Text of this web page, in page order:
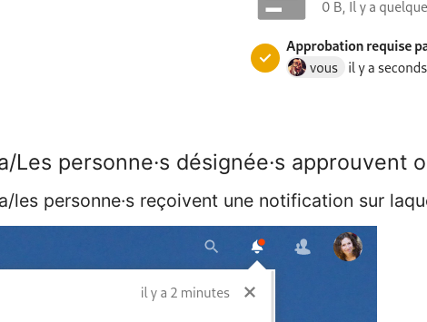
Les personne·s désignée·s approuvent
les personne·s reçoivent une notification sur